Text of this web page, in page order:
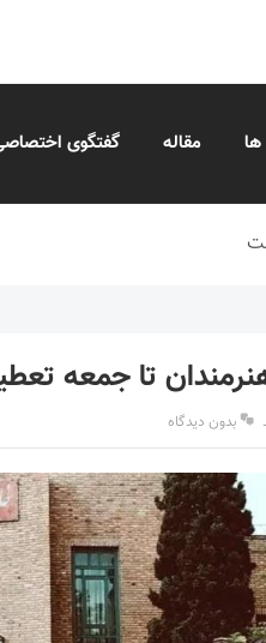
ها مقاله گفتگوی
تا جمعه
بدون دیدگاه